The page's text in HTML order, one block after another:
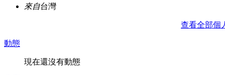
來自台灣
查看全部個
動態
現在還沒有動態